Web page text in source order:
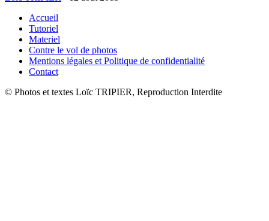
Accueil
Tutoriel
Materiel
Contre le vol de photos
Mentions légales et Politique de confidentialité
Contact
© Photos et textes Loïc TRIPIER, Reproduction Interdite